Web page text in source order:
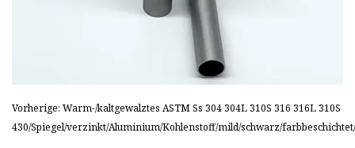
Vorherige: Warm-/kaltgewalztes ASTM Ss 304 304L 310S 316 316L 310S
430/Spiegel/verzinkt/Aluminium/Kohlenstoff/mild/schwarz/